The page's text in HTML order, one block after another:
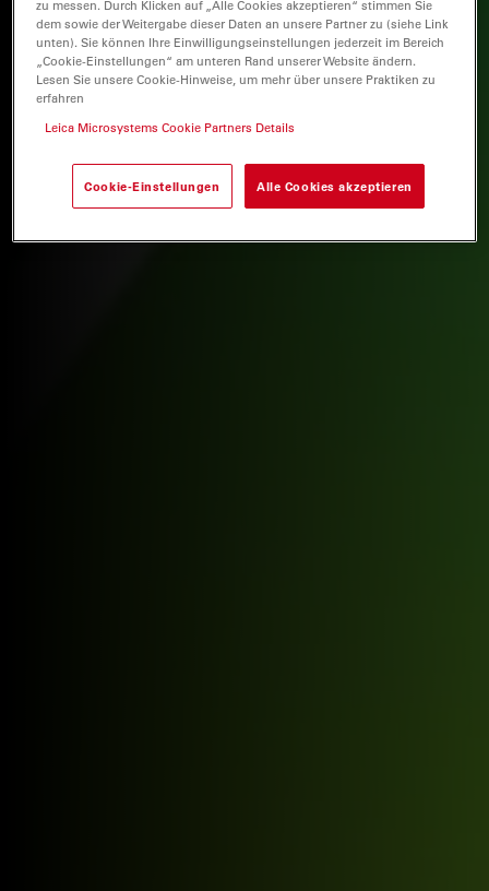
zu messen. Durch Klicken auf „Alle Cookies akzeptieren“ stimmen Sie
dem sowie der Weitergabe dieser Daten an unsere Partner zu (siehe Link
unten). Sie können Ihre Einwilligungseinstellungen jederzeit im Bereich
„Cookie-Einstellungen“ am unteren Rand unserer Website ändern.
Lesen Sie unsere Cookie-Hinweise, um mehr über unsere Praktiken zu
erfahren
Leica Microsystems Cookie Partners Details
Cookie-Einstellungen Alle Cookies akzeptieren